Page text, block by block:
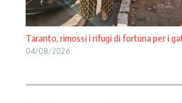
Taranto, rimossi i rifugi di fortuna per i
04/08/2026